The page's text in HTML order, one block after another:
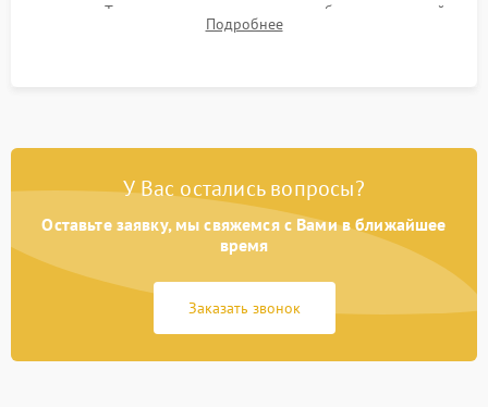
мишени. Тест записи на карту памяти, работы встроенной
вспышки, микрофона и всех кнопок управления.
Подробнее
У Вас остались вопросы?
Оставьте заявку, мы свяжемся с Вами в ближайшее
время
Заказать звонок